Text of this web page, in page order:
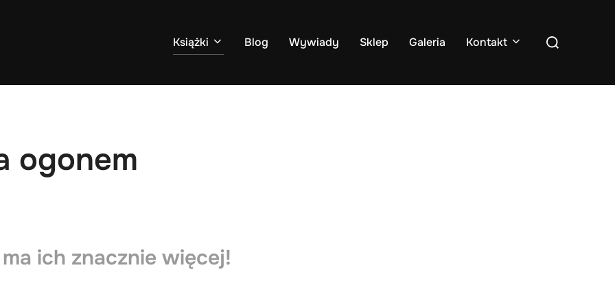
Książki Blog Wywiady Sklep Galeria Kontakt
Search
ogonem
ich znacznie więcej!